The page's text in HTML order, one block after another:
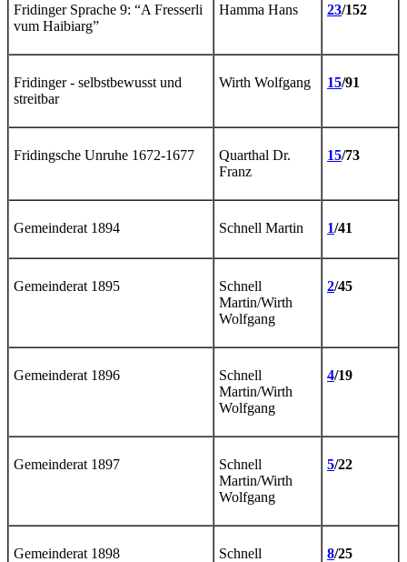
Fridinger Sprache 9: “A Fresserli
vum Haibiarg”
Hamma Hans 23/152
Fridinger - selbstbewusst und
streitbar
Wirth Wolfgang 15/91
Fridingsche Unruhe 1672-1677
Quarthal Dr.
Franz
15/73
Gemeinderat 1894 Schnell Martin 1/41
Gemeinderat 1895
Schnell
Martin/Wirth
Wolfgang
2/45
Gemeinderat 1896
Schnell
Martin/Wirth
Wolfgang
4/19
Gemeinderat 1897
Schnell
Martin/Wirth
Wolfgang
5/22
Gemeinderat 1898
Schnell
8/25